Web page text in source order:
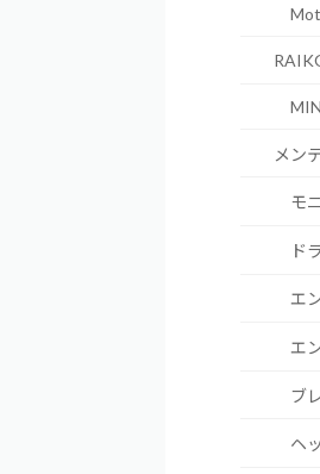
メン
モ
ド
エ
エ
ブ
ヘ